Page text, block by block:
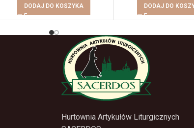
DODAJ DO KOSZYKA DODAJ DO
Hurtownia Artykułów Liturgicznych